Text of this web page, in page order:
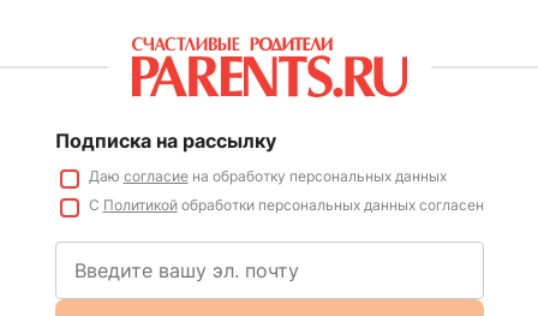
Подписка на рассылку
Даю согласиена обработку персональных данных
С Политикойобработки персональных данных согласен